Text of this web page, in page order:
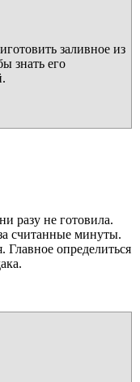
заливное из
знать его
разу не готовила.
считанные минуты.
Главное определиться